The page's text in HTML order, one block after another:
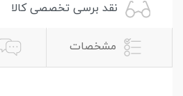
نقد برسی تخصصی کالا
مشخصات